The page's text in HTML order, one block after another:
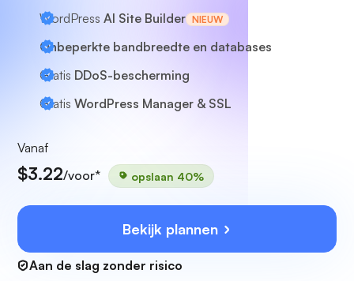
WordPress AI Site Builder NIEUW
Onbeperkte bandbreedte en databases
Gratis DDoS-bescherming
Gratis WordPress Manager & SSL
Vanaf
$3.22/voor* opslaan 40%
Bekijk plannen
Aan de slag zonder risico